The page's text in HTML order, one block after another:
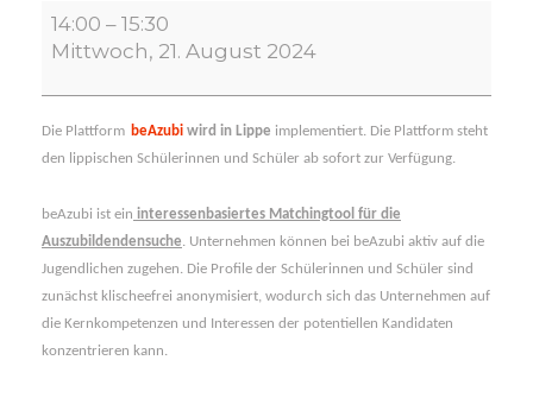
Online-
Infoveranstaltung
Chancen
und
Möglichkeiten
beAzubi
für
Unternehmen
14:00 – 15:30
Mittwoch, 21. August 2024
Die Plattform beAzubi wird in Lippe implementiert. Die Plattform steht
den lippischen Schülerinnen und Schüler ab sofort zur Verfügung.
beAzubi ist ein interessenbasiertes Matchingtool für die
Auszubildendensuche. Unternehmen können bei beAzubi aktiv auf die
Jugendlichen zugehen. Die Profile der Schülerinnen und Schüler sind
zunächst klischeefrei anonymisiert, wodurch sich das Unternehmen auf
die Kernkompetenzen und Interessen der potentiellen Kandidaten
konzentrieren kann.